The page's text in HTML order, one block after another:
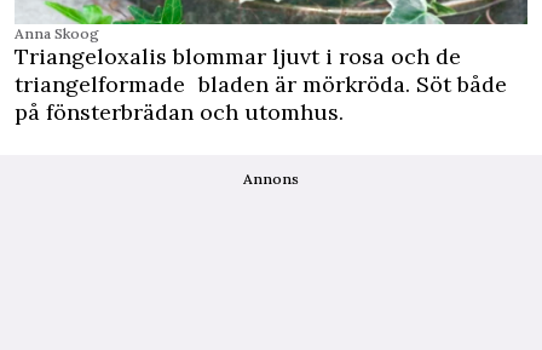
Anna Skoog
Triangeloxalis blommar ljuvt i rosa och de
triangelformade bladen är mörkröda. Söt både
på fönsterbrädan och utomhus.
Annons